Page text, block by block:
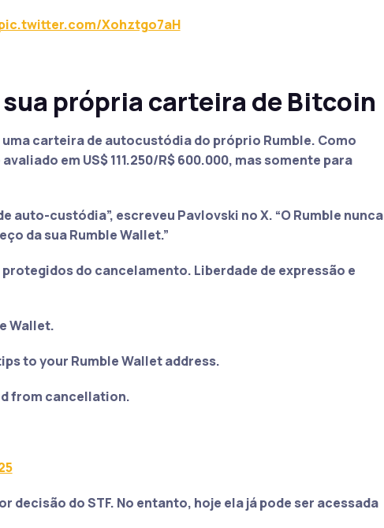
Xohztgo7aH
própria carteira de Bitcoin
uma carteira de autocustódia do próprio Rumble. Como
em US$ 111.250/R$ 600.000, mas somente para
auto-custódia”, escreveu Pavlovski no X. “O Rumble nunca
da sua Rumble Wallet.”
do cancelamento. Liberdade de expressão e
Wallet.
to your Rumble Wallet address.
from cancellation.
decisão do STF. No entanto, hoje ela já pode ser acessada